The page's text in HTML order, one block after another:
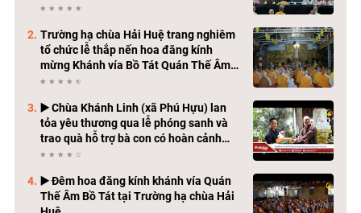
Trường hạ chùa Hải Huệ trang nghiêm
tổ chức lễ thắp nến hoa đăng kính
mừng Khánh vía Bồ Tát Quán Thế Âm
Thành Đạo
▶️ Chùa Khánh Linh (xã Phú Hựu) lan
tỏa yêu thương qua lễ phóng sanh và
trao quà hỗ trợ bà con có hoàn cảnh
khó khăn
▶️ Đêm hoa đăng kính khánh vía Quán
Thế Âm Bồ Tát tại Trường hạ chùa Hải